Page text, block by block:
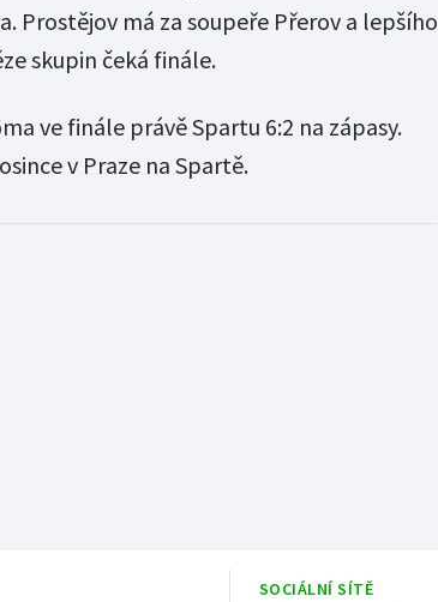
Prostějov má za soupeře Přerov a lepšího
skupin čeká finále.
ve finále právě Spartu 6:2 na zápasy.
v Praze na Spartě.
SOCIÁLNÍ SÍTĚ